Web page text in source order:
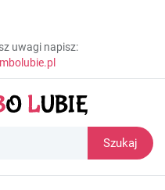
uwagi napisz:
Szukaj